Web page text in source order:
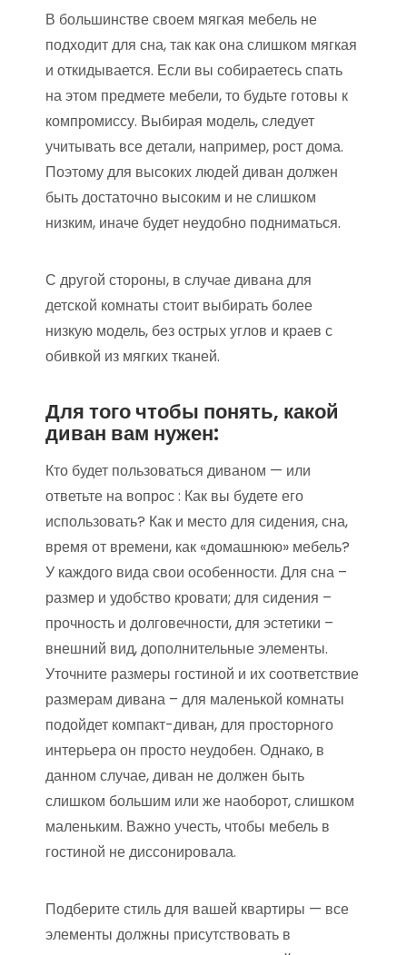
В большинстве своем мягкая мебель не
подходит для сна, так как она слишком мягкая
и откидывается. Если вы собираетесь спать
на этом предмете мебели, то будьте готовы к
компромиссу. Выбирая модель, следует
учитывать все детали, например, рост дома.
Поэтому для высоких людей диван должен
быть достаточно высоким и не слишком
низким, иначе будет неудобно подниматься.
С другой стороны, в случае дивана для
детской комнаты стоит выбирать более
низкую модель, без острых углов и краев с
обивкой из мягких тканей.
Для того чтобы понять, какой
диван вам нужен:
Кто будет пользоваться диваном — или
ответьте на вопрос : Как вы будете его
использовать? Как и место для сидения, сна,
время от времени, как «домашнюю» мебель?
У каждого вида свои особенности. Для сна –
размер и удобство кровати; для сидения –
прочность и долговечности, для эстетики –
внешний вид, дополнительные элементы.
Уточните размеры гостиной и их соответствие
размерам дивана – для маленькой комнаты
подойдет компакт-диван, для просторного
интерьера он просто неудобен. Однако, в
данном случае, диван не должен быть
слишком большим или же наоборот, слишком
маленьким. Важно учесть, чтобы мебель в
гостиной не диссонировала.
Подберите стиль для вашей квартиры — все
элементы должны присутствовать в